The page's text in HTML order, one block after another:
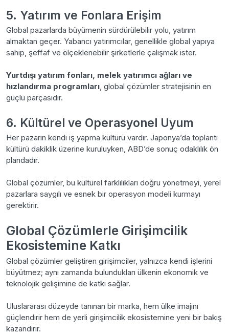
5. Yatırım ve Fonlara Erişim
Global pazarlarda büyümenin sürdürülebilir yolu, yatırım
almaktan geçer. Yabancı yatırımcılar, genellikle global yapıya
sahip, şeffaf ve ölçeklenebilir şirketlerle çalışmak ister.
Yurtdışı yatırım fonları, melek yatırımcı ağları ve
hızlandırma programları, global çözümler stratejisinin en
güçlü parçasıdır.
6. Kültürel ve Operasyonel Uyum
Her pazarın kendi iş yapma kültürü vardır. Japonya’da toplantı
kültürü dakiklik üzerine kuruluyken, ABD’de sonuç odaklılık ön
plandadır.
Global çözümler, bu kültürel farklılıkları doğru yönetmeyi, yerel
pazarlara saygılı ve esnek bir operasyon modeli kurmayı
gerektirir.
Global Çözümlerle Girişimcilik
Ekosistemine Katkı
Global çözümler geliştiren girişimciler, yalnızca kendi işlerini
büyütmez; aynı zamanda bulundukları ülkenin ekonomik ve
teknolojik gelişimine de katkı sağlar.
Uluslararası düzeyde tanınan bir marka, hem ülke imajını
güçlendirir hem de yerli girişimcilik ekosistemine yeni bir bakış
kazandırır.